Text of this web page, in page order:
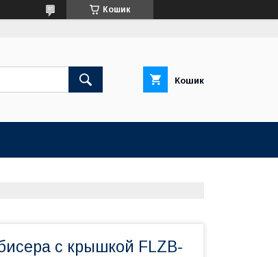
Кошик
Кошик
с крышкой FLZB-